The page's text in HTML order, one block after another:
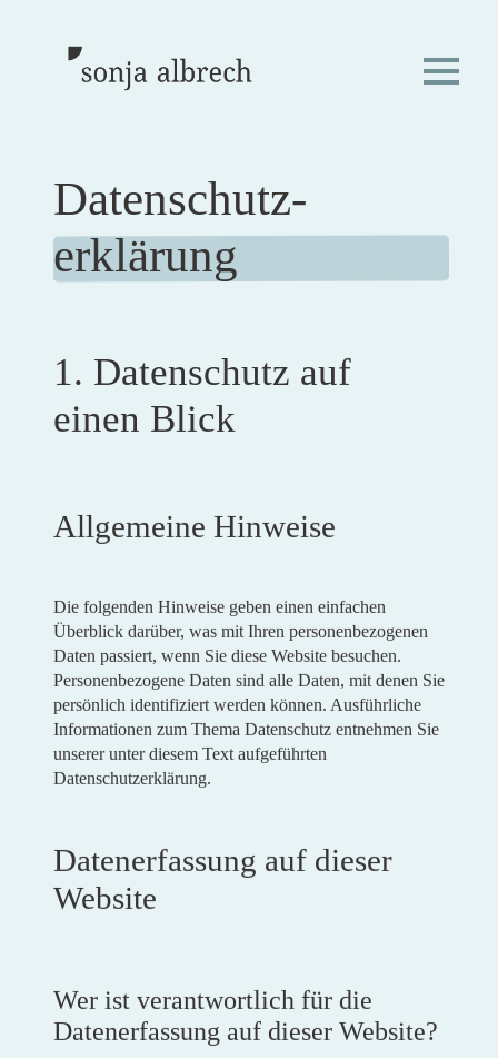
Datenschutz­
erklärung
1. Datenschutz auf
einen Blick
Allgemeine Hinweise
Die folgenden Hinweise geben einen einfachen
Überblick darüber, was mit Ihren personenbezogenen
Daten passiert, wenn Sie diese Website besuchen.
Personenbezogene Daten sind alle Daten, mit denen Sie
persönlich identifiziert werden können. Ausführliche
Informationen zum Thema Datenschutz entnehmen Sie
unserer unter diesem Text aufgeführten
Datenschutzerklärung.
Datenerfassung auf dieser
Website
Wer ist verantwortlich für die
Datenerfassung auf dieser Website?